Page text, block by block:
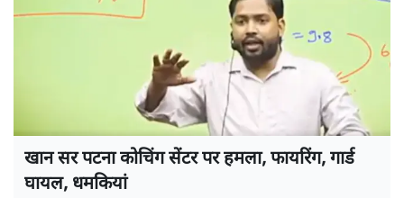
खान सर पटना कोचिंग सेंटर पर हमला, फायरिंग, गार्ड
घायल, धमकियां